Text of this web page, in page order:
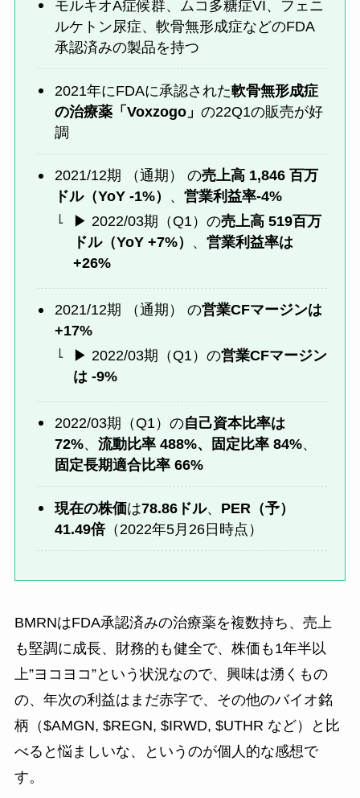
モルキオA症候群、ムコ多糖症VI、フェニ
ルケトン尿症、軟骨無形成症などのFDA
承認済みの製品を持つ
2021年にFDAに承認された軟骨無形成症
の治療薬「Voxzogo」の22Q1の販売が好
調
2021/12期 （通期） の売上高 1,846百万
ドル（YoY -1%） 、営業利益率-4%
▶︎ 2022/03期（Q1）の売上高 519百万
ドル（YoY +7%）
、 営業利益率は
+26%
2021/12期 （通期） の営業CFマージンは
+17%
▶︎ 2022/03期（Q1）の営業CFマージン
は -9%
2022/03期（Q1）の自己資本比率は
72%、流動比率 488%、固定比率 84%、
固定長期適合比率 66%
現在の株価は78.86ドル、 PER（予）
41.49倍 （2022年5月26日時点）
BMRNはFDA承認済みの治療薬を複数持ち、売上
も堅調に成長、財務的も健全で、株価も1年半以
上”ヨコヨコ”という状況なので、興味は湧くもの
の、年次の利益はまだ赤字で、その他のバイオ銘
柄（$AMGN, $REGN, $IRWD, $UTHR など）と比
べると悩ましいな、というのが個人的な感想で
す。